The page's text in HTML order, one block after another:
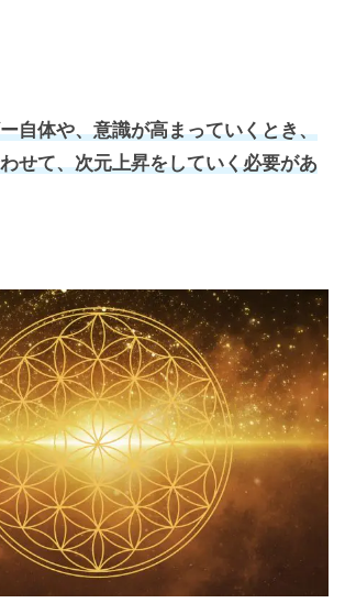
自体や、意識が高まっていくとき、
せて、次元上昇をしていく必要があ